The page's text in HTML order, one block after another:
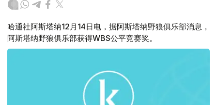
哈通社阿斯塔纳12月14日电，据阿斯塔纳野狼俱乐部消息，
阿斯塔纳野狼俱乐部获得WBS公平竞赛奖。